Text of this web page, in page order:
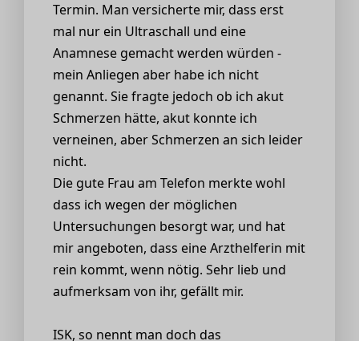
Termin. Man versicherte mir, dass erst
mal nur ein Ultraschall und eine
Anamnese gemacht werden würden -
mein Anliegen aber habe ich nicht
genannt. Sie fragte jedoch ob ich akut
Schmerzen hätte, akut konnte ich
verneinen, aber Schmerzen an sich leider
nicht.
Die gute Frau am Telefon merkte wohl
dass ich wegen der möglichen
Untersuchungen besorgt war, und hat
mir angeboten, dass eine Arzthelferin mit
rein kommt, wenn nötig. Sehr lieb und
aufmerksam von ihr, gefällt mir.
ISK, so nennt man doch das